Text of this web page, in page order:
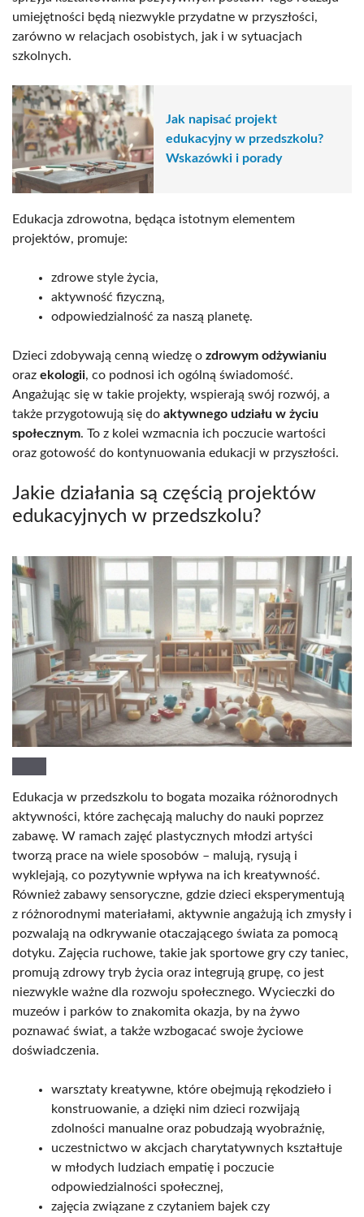
umiejętności będą niezwykle przydatne w przyszłości,
zarówno w relacjach osobistych, jak i w sytuacjach
szkolnych.
Jak napisać projekt
edukacyjny w przedszkolu?
Wskazówki i porady
Edukacja zdrowotna, będąca istotnym elementem
projektów, promuje:
zdrowe style życia,
aktywność fizyczną,
odpowiedzialność za naszą planetę.
Dzieci zdobywają cenną wiedzę o zdrowym odżywianiu
oraz ekologii, co podnosi ich ogólną świadomość.
Angażując się w takie projekty, wspierają swój rozwój, a
także przygotowują się do aktywnego udziału w życiu
społecznym. To z kolei wzmacnia ich poczucie wartości
oraz gotowość do kontynuowania edukacji w przyszłości.
Jakie działania są częścią projektów
edukacyjnych w przedszkolu?
Edukacja w przedszkolu to bogata mozaika różnorodnych
aktywności, które zachęcają maluchy do nauki poprzez
zabawę. W ramach zajęć plastycznych młodzi artyści
tworzą prace na wiele sposobów – malują, rysują i
wyklejają, co pozytywnie wpływa na ich kreatywność.
Również zabawy sensoryczne, gdzie dzieci eksperymentują
z różnorodnymi materiałami, aktywnie angażują ich zmysły i
pozwalają na odkrywanie otaczającego świata za pomocą
dotyku. Zajęcia ruchowe, takie jak sportowe gry czy taniec,
promują zdrowy tryb życia oraz integrują grupę, co jest
niezwykle ważne dla rozwoju społecznego. Wycieczki do
muzeów i parków to znakomita okazja, by na żywo
poznawać świat, a także wzbogacać swoje życiowe
doświadczenia.
warsztaty kreatywne, które obejmują rękodzieło i
konstruowanie, a dzięki nim dzieci rozwijają
zdolności manualne oraz pobudzają wyobraźnię,
uczestnictwo w akcjach charytatywnych kształtuje
w młodych ludziach empatię i poczucie
odpowiedzialności społecznej,
zajęcia związane z czytaniem bajek czy